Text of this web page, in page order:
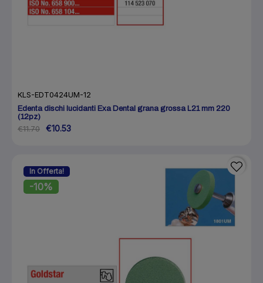
KLS-EDT0424UM-12
Edenta dischi lucidanti Exa Dental grana grossa L21 mm 220
(12pz)
€11.70 €10.53
In Offerta!
-10%